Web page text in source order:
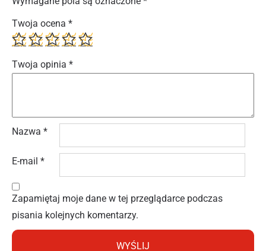
Twoja ocena *
Twoja opinia *
Nazwa *
E-mail *
Zapamiętaj moje dane w tej przeglądarce podczas
pisania kolejnych komentarzy.